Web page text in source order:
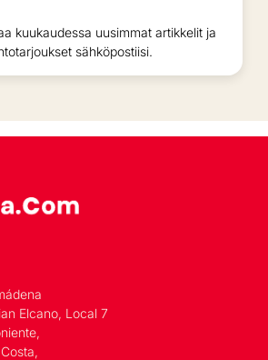
kuukaudessa uusimmat artikkelit ja
sähköpostiisi.
Elcano, Local 7